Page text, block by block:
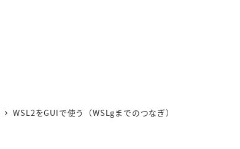
WSL2をGUIで使う（WSLgまでのつなぎ）